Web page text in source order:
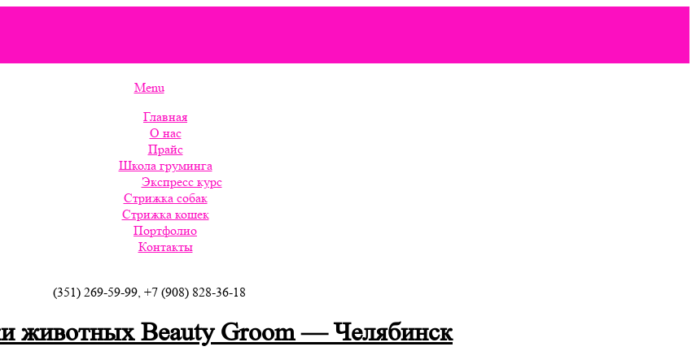
Menu
Главная
О нас
Прайс
Школа груминга
Экспресс курс
Стрижка собак
Стрижка кошек
Портфолио
Контакты
(351) 269-59-99, +7 (908) 828-36-18
животных Beauty Groom — Челябинск